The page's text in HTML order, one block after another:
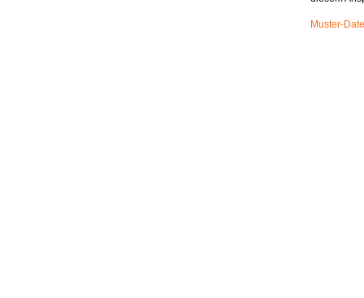
Muster-